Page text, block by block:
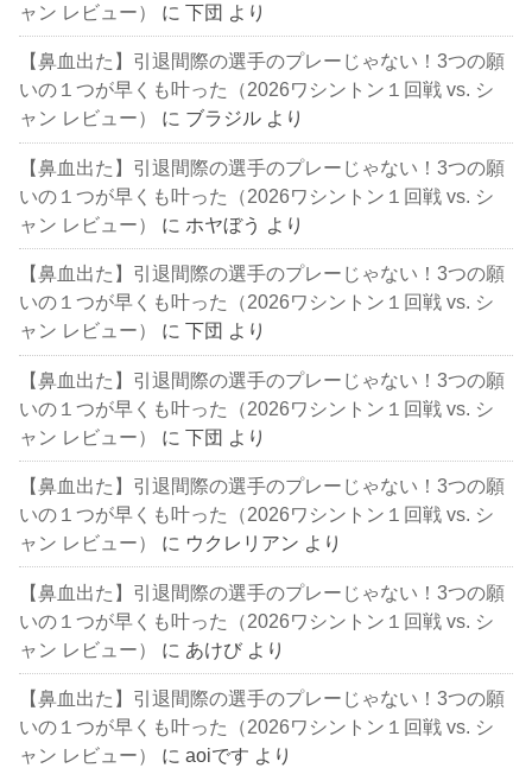
ャン レビュー） に下団 より
【鼻血出た】引退間際の選手のプレーじゃない！3つの願
いの１つが早くも叶った（2026ワシントン１回戦 vs. シ
ャン レビュー）
に ブラジル より
【鼻血出た】引退間際の選手のプレーじゃない！3つの願
いの１つが早くも叶った（2026ワシントン１回戦 vs. シ
ャン レビュー）
に ホヤぼう より
【鼻血出た】引退間際の選手のプレーじゃない！3つの願
いの１つが早くも叶った（2026ワシントン１回戦 vs. シ
ャン レビュー）
に下団 より
【鼻血出た】引退間際の選手のプレーじゃない！3つの願
いの１つが早くも叶った（2026ワシントン１回戦 vs. シ
ャン レビュー）
に下団 より
【鼻血出た】引退間際の選手のプレーじゃない！3つの願
いの１つが早くも叶った（2026ワシントン１回戦 vs. シ
ャン レビュー）
に ウクレリアン より
【鼻血出た】引退間際の選手のプレーじゃない！3つの願
いの１つが早くも叶った（2026ワシントン１回戦 vs. シ
ャン レビュー）
に あけび より
【鼻血出た】引退間際の選手のプレーじゃない！3つの願
いの１つが早くも叶った（2026ワシントン１回戦 vs. シ
ャン レビュー）
にaoiです より